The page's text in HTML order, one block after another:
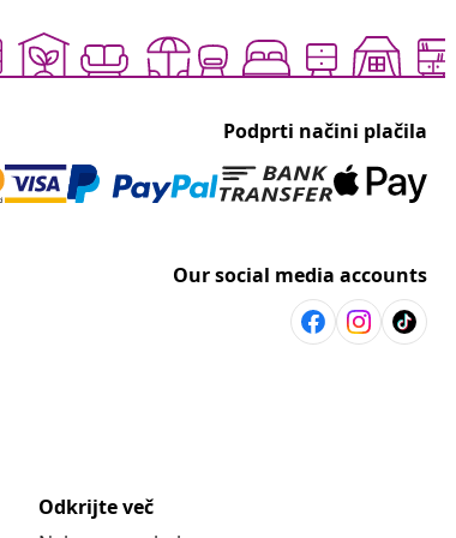
Podprti načini plačila
Our social media accounts
Odkrijte več